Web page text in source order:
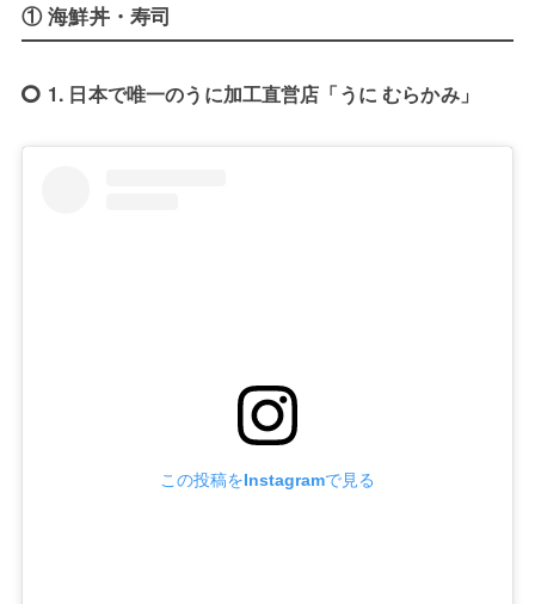
① 海鮮丼・寿司
1. 日本で唯一のうに加工直営店「うに むらかみ」
この投稿をInstagramで見る